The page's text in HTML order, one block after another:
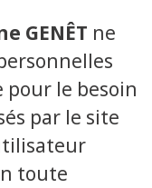
GENÊT ne
pour le besoin
par le site
toute